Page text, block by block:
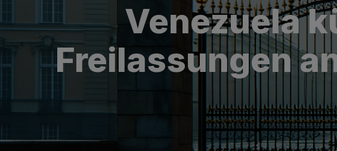
Venezuela
Freilassungen